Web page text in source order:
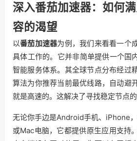
深入番茄加速器：如何
容的渴望
以番茄加速器为例，我们来看看一个
具体工作的。它并非简单提供一个国
智能服务体系。其全球节点分布经过
算法为你推荐当前最优线路，自动避
就是高速的。这解决了寻找稳定节点的
无论你手边是Android手机、iPhone
或Mac电脑，它都提供原生应用支持